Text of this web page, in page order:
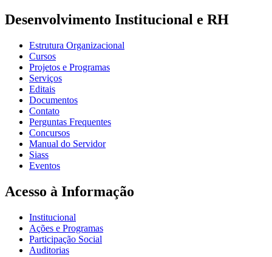
Desenvolvimento Institucional e RH
Estrutura Organizacional
Cursos
Projetos e Programas
Serviços
Editais
Documentos
Contato
Perguntas Frequentes
Concursos
Manual do Servidor
Siass
Eventos
Acesso à Informação
Institucional
Ações e Programas
Participação Social
Auditorias